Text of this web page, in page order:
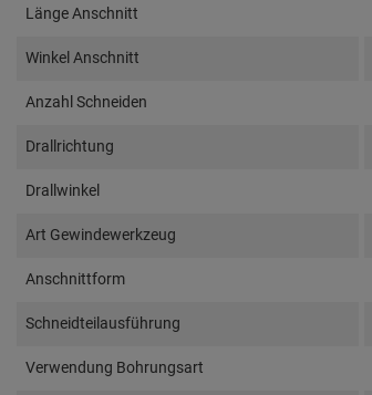
Länge Anschnitt
Winkel Anschnitt
Anzahl Schneiden
Drallrichtung
Drallwinkel
Art Gewindewerkzeug
Anschnittform
Schneidteilausführung
Verwendung Bohrungsart